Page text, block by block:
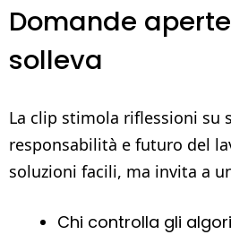
Domande
solleva
La clip stimola riflessioni su
responsabilità e futuro del
soluzioni facili, ma invita a
Chi controlla gli